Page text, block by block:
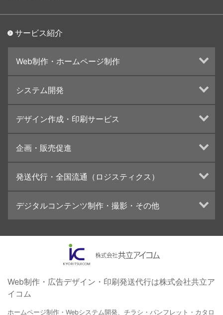
サービス紹介
Web制作・ホームページ制作
ランディングページ制作
インターネット広告代行
UI・UXデザイン設計
システム開発
デザイン作成・印刷サービス
カタログデザインの制作・印刷
学校・会社案内パンフレット制作・印刷
高精細印刷（スブリマ印刷）
社内報
名刺
一般印刷 （オンデマンド・オフセット）
ユニバーサル・コミュニケーション・デザイン
企画・販売促進
ブランディング戦略
コンテンツ制作
採用プロモーション
発送代行・全国流通（ロジスティクス）
デジタルコンテンツ制作・撮影・その他
イラスト・キャラクター制作
ロゴデザイン・CI設計
コピー・ライティング
電子ブック制作
自社メディア
Web制作・広告デザイン・印刷発送代行は株式会社共立ア
イコム
ホームページ制作・Webシステム開発、チラシ・パンフレット・カタロ